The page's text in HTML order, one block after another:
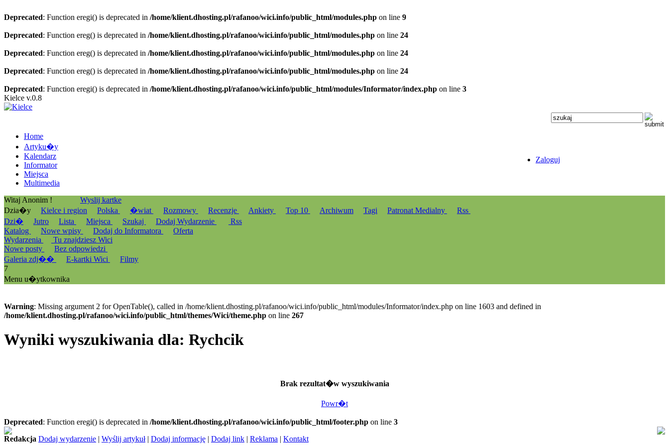
Deprecated: Function eregi() is deprecated in /home/klient.dhosting.pl/rafanoo/wici.info/public_html/modules.php on line 9
Deprecated: Function ereg() is deprecated in /home/klient.dhosting.pl/rafanoo/wici.info/public_html/modules.php on line 24
Deprecated: Function ereg() is deprecated in /home/klient.dhosting.pl/rafanoo/wici.info/public_html/modules.php on line 24
Deprecated: Function ereg() is deprecated in /home/klient.dhosting.pl/rafanoo/wici.info/public_html/modules.php on line 24
Deprecated: Function eregi() is deprecated in /home/klient.dhosting.pl/rafanoo/wici.info/public_html/modules/Informator/index.php on line 3
Kielce v.0.8
Home
Artyku�y
Kalendarz
Informator
Miejsca
Multimedia
Zaloguj
Witaj Anonim !
Wyslij kartke
Dzia�y
Kielce i region Polska �wiat Rozmowy Recenzje Ankiety Top 10 Archiwum Tagi Patronat Medialny
Rss
Dzi�
Jutro Lista Miejsca Szukaj Dodaj Wydarzenie
Rss
Katalog
Nowe wpisy Dodaj do Informatora
Oferta
Wydarzenia
Tu znajdziesz Wici
Nowe posty
Bez odpowiedzi
Galeria zdj��
E-kartki Wici
Filmy
7
Menu u�ytkownika
Warning: Missing argument 2 for OpenTable(), called in /home/klient.dhosting.pl/rafanoo/wici.info/public_html/modules/Informator/index.php on line 1603 and defined in
/home/klient.dhosting.pl/rafanoo/wici.info/public_html/themes/Wici/theme.php on line 267
Wyniki wyszukiwania dla: Rychcik
Brak rezultat�w wyszukiwania
Powr�t
Deprecated: Function eregi() is deprecated in /home/klient.dhosting.pl/rafanoo/wici.info/public_html/footer.php on line 3
Redakcja Dodaj wydarzenie | Wyślij artykuł| Dodaj informację | Dodaj link | Reklama | Kontakt